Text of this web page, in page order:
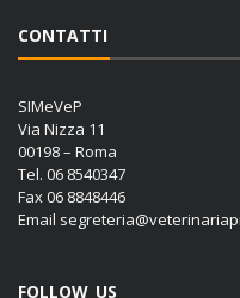
CONTATTI
SIMeVeP
Via Nizza 11
00198 – Roma
Tel. 06 8540347
Fax 06 8848446
Email
FOLLOW US